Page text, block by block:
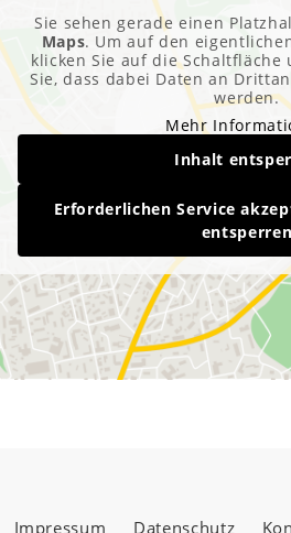
Sie sehen gerade einen
Maps. Um auf den
klicken Sie auf die Schaltfläche
Sie, dass dabei Daten an
werden.
Mehr
Inhalt
Erforderlichen Service
entsperren
Impressum Datenschutz